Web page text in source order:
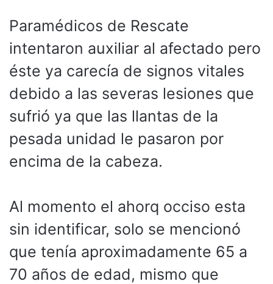
Paramédicos de Rescate
intentaron auxiliar al afectado pero
éste ya carecía de signos vitales
debido a las severas lesiones que
sufrió ya que las llantas de la
pesada unidad le pasaron por
encima de la cabeza.
Al momento el ahorq occiso esta
sin identificar, solo se mencionó
que tenía aproximadamente 65 a
70 años de edad, mismo que